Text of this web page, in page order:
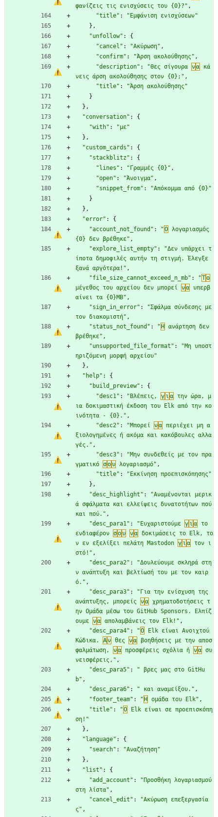
φανίζεις τις ενισχύσεις του {0}?" ,
"title" :
"Εμφάνιση ενισχύσεων"
} ,
"unfollow" :
{
"cancel" : "Ακύρωση" ,
"confirm" : "Άρση ακολούθησης" ,
"description" : "Θες σίγουρα να κά
νεις άρση ακολούθησης στον {0};" ,
"title" :
"Άρση ακολούθησης"
}
} ,
"conversation" :
{
"with" :
"με"
} ,
"custom_cards" :
{
"stackblitz" :
{
"lines" : "Γραμμές {0}" ,
"open" : "Άνοιγμα" ,
"snippet_from" :
"Απόκομμα από {0}"
}
} ,
"error" :
{
"account_not_found" : "Ο λογαριασμός
{0} δεν βρέθηκε" ,
"explore_list_empty" :
"Δεν υπάρχει τ
ίποτα δημοφιλές αυτήν τη στιγμή. Έλεγξε
ξανά αργότερα!" ,
"file_size_cannot_exceed_n_mb" : "Το
μέγεθος του αρχείου δεν μπορεί να υπερβ
αίνει τα {0}MB" ,
"sign_in_error" :
"Σφάλμα σύνδεσης με
τον διακομιστή" ,
"status_not_found" : "Η ανάρτηση δεν
βρέθηκε" ,
"unsupported_file_format" :
"Μη υποστ
ηριζόμενη μορφή αρχείου"
} ,
"help" :
{
"build_preview" :
{
"desc1" : "Βλέπεις, γ ι α την ώρα, μ
ια δοκιμαστική έκδοση του Elk από την κο
ινότητα - {0}." ,
"desc2" : "Μπορεί να περιέχει μη α
ξιολογημένες ή ακόμα και κακόβουλες αλλα
γές." ,
"desc3" :
"Μην συνδεθείς με τον πρα
γματικό σου λογαριασμό" ,
"title" :
"Εκκίνηση προεπισκόπησης"
} ,
"desc_highlight" :
"Αναμένονται μερικ
ά σφάλματα και ελλείψεις δυνατοτήτων πού
και πού." ,
"desc_para1" : "Ευχαριστούμε γ ι α το
ενδιαφέρον σου να δοκιμάσεις το Elk, το
ν εν εξελίξει πελάτη Mastodon γ ι α τον ι
στό!" ,
"desc_para2" :
"Δουλεύουμε σκληρά στη
ν ανάπτυξη και βελτίωσή του με τον καιρ
ό." ,
"desc_para3" :
"Για την ενίσχυση της
ανάπτυξης, μπορείς να χρηματοδοτήσεις τ
ην Ομάδα μέσω του GitHub Sponsors. Ελπίζ
ουμε να απολαμβάνεις τον Elk!" ,
"desc_para4" : "Ο Elk είναι Ανοιχτού
Κώδικα. Αν θες να βοηθήσεις με την αποσ
φαλμάτωση, να προσφέρεις σχόλια ή να συ
νεισφέρεις," ,
"desc_para5" :
" βρες μας στο GitHu
b" ,
"desc_para6" : " και αναμείξου." ,
"footer_team" : "Η ομάδα του Elk" ,
"title" : "Ο Elk είναι σε προεπισκόπη
ση!"
} ,
"language" :
{
"search" :
"Αναζήτηση"
} ,
"list" :
{
"add_account" :
"Προσθήκη λογαριασμού
στη λίστα" ,
"cancel_edit" :
"Ακύρωση επεξεργασία
ς" ,